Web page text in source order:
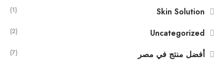
Skin Solution
(1)
Uncategorized
(2)
أفضل منتج في مصر (7)